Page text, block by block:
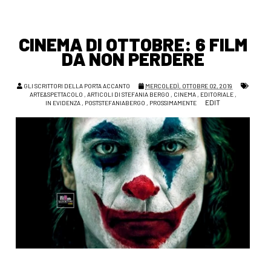
CINEMA DI OTTOBRE: 6 FILM
DA NON PERDERE
GLI SCRITTORI DELLA PORTA ACCANTO
MERCOLEDÌ, OTTOBRE 02, 2019
ARTE&SPETTACOLO , ARTICOLI DI STEFANIA BERGO , CINEMA, EDITORIALE,
IN EVIDENZA , POSTSTEFANIABERGO , PROSSIMAMENTE EDIT